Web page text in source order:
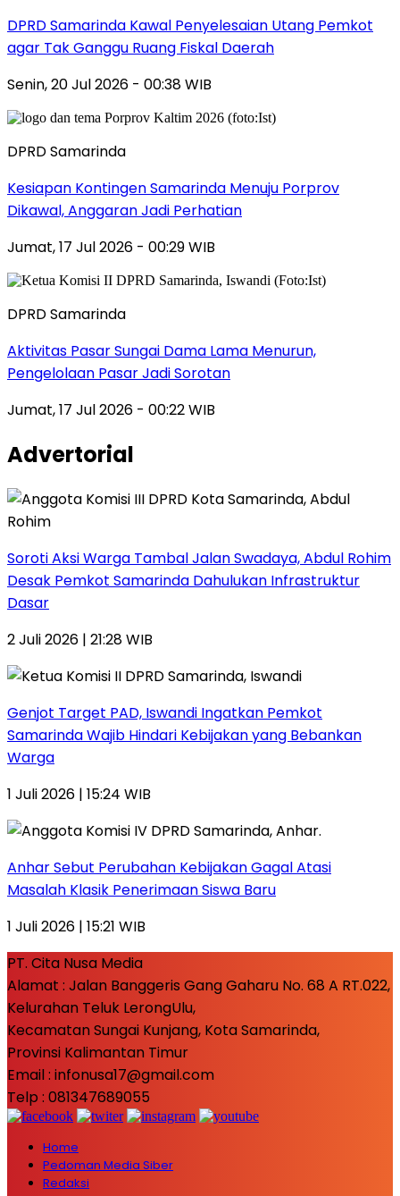
DPRD Samarinda Kawal Penyelesaian Utang Pemkot
agar Tak Ganggu Ruang Fiskal Daerah
Senin, 20 Jul 2026 - 00:38 WIB
DPRD Samarinda
Kesiapan Kontingen Samarinda Menuju Porprov
Dikawal, Anggaran Jadi Perhatian
Jumat, 17 Jul 2026 - 00:29 WIB
DPRD Samarinda
Aktivitas Pasar Sungai Dama Lama Menurun,
Pengelolaan Pasar Jadi Sorotan
Jumat, 17 Jul 2026 - 00:22 WIB
Advertorial
Soroti Aksi Warga Tambal Jalan Swadaya, Abdul Rohim
Desak Pemkot Samarinda Dahulukan Infrastruktur
Dasar
2 Juli 2026 | 21:28 WIB
Genjot Target PAD, Iswandi Ingatkan Pemkot
Samarinda Wajib Hindari Kebijakan yang Bebankan
Warga
1 Juli 2026 | 15:24 WIB
Anhar Sebut Perubahan Kebijakan Gagal Atasi
Masalah Klasik Penerimaan Siswa Baru
1 Juli 2026 | 15:21 WIB
PT. Cita Nusa Media
Alamat : Jalan Banggeris Gang Gaharu No. 68 A RT.022,
Kelurahan Teluk LerongUlu,
Kecamatan Sungai Kunjang, Kota Samarinda,
Provinsi Kalimantan Timur
Email : infonusa17@gmail.com
Telp : 081347689055
Home
Pedoman Media Siber
Redaksi